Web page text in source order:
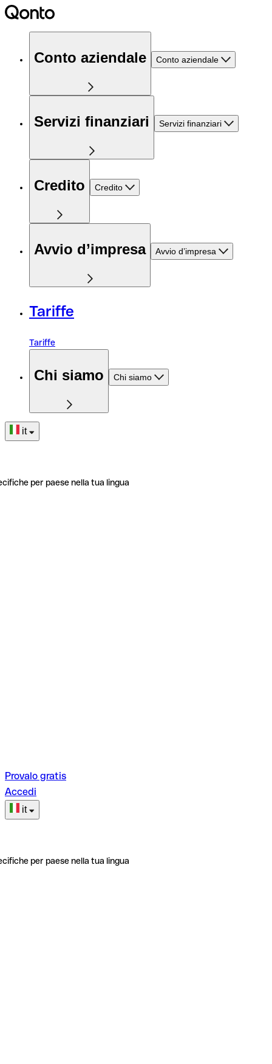
Conto aziendale Conto aziendale
Servizi finanziari Servizi finanziari
Credito Credito
Avvio d’impresa Avvio d’impresa
Tariffe
Tariffe
Chi siamo Chi siamo
it
per paese nella tua lingua
Provalo gratis
Accedi
it
per paese nella tua lingua